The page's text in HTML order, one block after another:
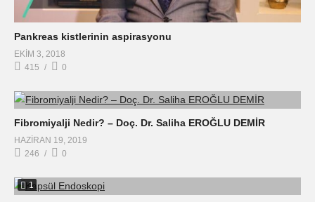
Pankreas kistlerinin aspirasyonu
EKIM 3, 2018
415
0
Fibromiyalji Nedir? – Doç. Dr. Saliha EROĞLU DEMİR
HAZIRAN 19, 2019
246
0
1